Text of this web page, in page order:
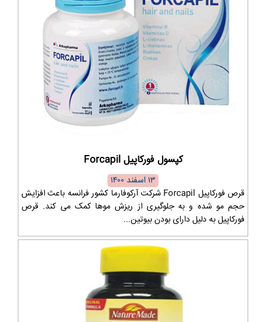
کپسول فورکاپیل Forcapil
۱۳ اسفند ۱۴۰۰
قرص فورکاپیل Forcapil شرکت آرکوفارما کشور فرانسه باعث افزایش
حجم مو شده و به جلوگیری از ریزش موها کمک می کند. قرص
فورکاپیل به دلیل دارای بودن بیوتین...